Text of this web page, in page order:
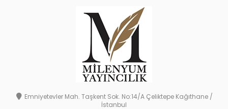
Emniyetevler Mah. Taşkent Sok. No:14/A Çeliktepe Kağıthane /
İstanbul